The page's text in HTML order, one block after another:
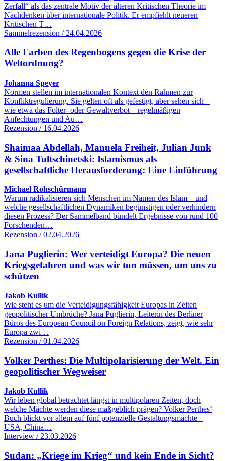
Zerfall“ als das zentrale Motiv der älteren Kritischen Theorie im
Nachdenken über internationale Politik. Er empfiehlt neueren
Kritischen T…
Sammelrezension / 24.04.2026
Alle Farben des Regenbogens gegen die Krise der
Weltordnung?
Johanna Speyer
Normen stellen im internationalen Kontext den Rahmen zur
Konfliktregulierung. Sie gelten oft als gefestigt, aber sehen sich –
wie etwa das Folter- oder Gewaltverbot – regelmäßigen
Anfechtungen und Au…
Rezension / 16.04.2026
Shaimaa Abdellah, Manuela Freiheit, Julian Junk
& Sina Tultschinetski: Islamismus als
gesellschaftliche Herausforderung: Eine Einführung
Michael Rohschürmann
Warum radikalisieren sich Menschen im Namen des Islam – und
welche gesellschaftlichen Dynamiken begünstigen oder verhindern
diesen Prozess? Der Sammelband bündelt Ergebnisse von rund 100
Forschenden…
Rezension / 02.04.2026
Jana Puglierin: Wer verteidigt Europa? Die neuen
Kriegsgefahren und was wir tun müssen, um uns zu
schützen
Jakob Kullik
Wie steht es um die Verteidigungsfähigkeit Europas in Zeiten
geopolitischer Umbrüche? Jana Puglierin, Leiterin des Berliner
Büros des European Council on Foreign Relations, zeigt, wie sehr
Europa zwi…
Rezension / 01.04.2026
Volker Perthes: Die Multipolarisierung der Welt. Ein
geopolitischer Wegweiser
Jakob Kullik
Wir leben global betrachtet längst in multipolaren Zeiten, doch
welche Mächte werden diese maßgeblich prägen? Volker Perthes‘
Buch blickt vor allem auf fünf potenzielle Gestaltungsmächte –
USA, China…
Interview / 23.03.2026
Sudan: „Kriege im Krieg“ und kein Ende in Sicht?